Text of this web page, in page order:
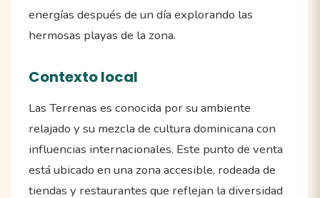
energías después de un día explorando las
hermosas playas de la zona.
Contexto local
Las Terrenas es conocida por su ambiente
relajado y su mezcla de cultura dominicana con
influencias internacionales. Este punto de venta
está ubicado en una zona accesible, rodeada de
tiendas y restaurantes que reflejan la diversidad